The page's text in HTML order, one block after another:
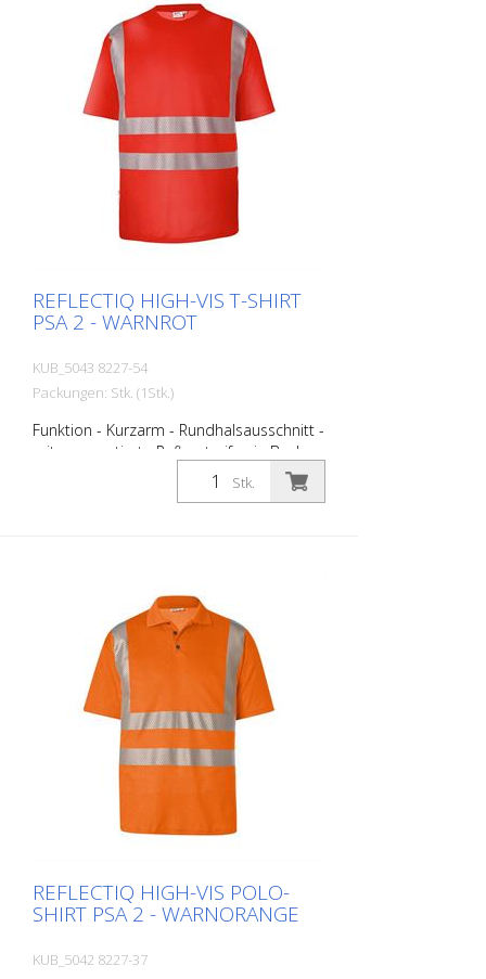
schützt vor starker Sonnenstrahlung
Größen - XS - S - M - L - XL - XXL - 3XL - 4
XL Materialien: - 50 % Baumwolle, 50 %
Polyester, ca. 180 g/m2 Im Moment sind
noch nicht alle Produkte in allen
Farbvariationen und Größen hinterlegt.
Bei Bedarf fragen Sie bitte das
entsprechende Produkt bei uns an.
REFLECTIQ HIGH-VIS T-SHIRT
PSA 2 - WARNROT
KUB_5043 8227-54
Packungen: Stk. (1Stk.)
Funktion - Kurzarm - Rundhalsausschnitt -
mit segmentierte Reflexstreifen in Body
Language für optimale Sichtbarkeit -
Materialkonstruktion mit Baumwolle auf
schützt vor starker Sonnenstrahlung
Größen - XS - S - M - L - XL - XXL - 3XL - 4
XL Materialien: - 50 % Baumwolle, 50 %
Polyester, ca. 180 g/m2 Im Moment sind
noch nicht alle Produkte in allen
Farbvariationen und Größen hinterlegt.
Bei Bedarf fragen Sie bitte das
entsprechende Produkt bei uns an.
Stk.
REFLECTIQ HIGH-VIS POLO-
SHIRT PSA 2 - WARNORANGE
KUB_5042 8227-37